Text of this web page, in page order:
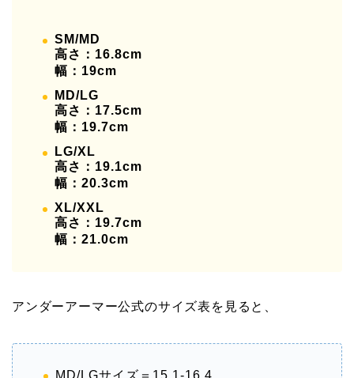
SM/MD
高さ：16.8cm
幅：19cm
MD/LG
高さ：17.5cm
幅：19.7cm
LG/XL
高さ：19.1cm
幅：20.3cm
XL/XXL
高さ：19.7cm
幅：21.0cm
アンダーアーマー公式のサイズ表を見ると、